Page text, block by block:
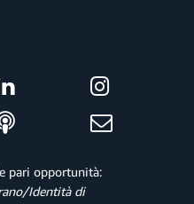
pari opportunità:
Identità di